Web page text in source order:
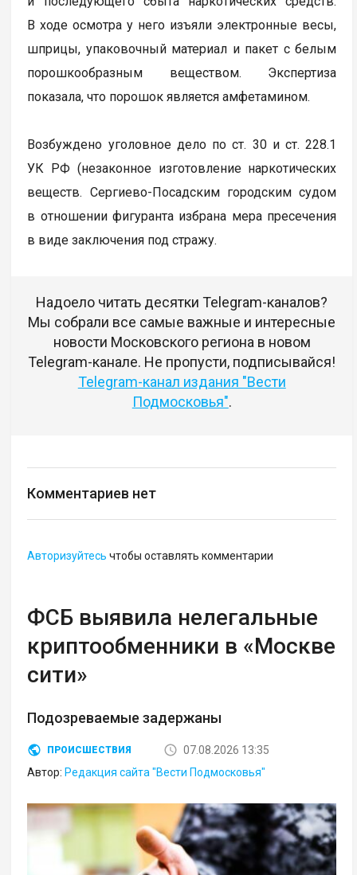
В ходе осмотра у него изъяли электронные весы,
шприцы, упаковочный материал и пакет с белым
порошкообразным веществом. Экспертиза
показала, что порошок является амфетамином.
Возбуждено уголовное дело по ст. 30 и ст. 228.1
УК РФ (незаконное изготовление наркотических
веществ. Сергиево-Посадским городским судом
в отношении фигуранта избрана мера пресечения
в виде заключения под стражу.
Надоело читать десятки Telegram-каналов?
Мы собрали все самые важные и интересные
новости Московского региона в новом
Telegram-канале. Не пропусти, подписывайся!
Telegram-канал издания "Вести
Подмосковья".
Комментариев нет
Авторизуйтесь чтобы оставлять комментарии
ФСБ выявила нелегальные
криптообменники в «Москве
сити»
Подозреваемые задержаны
ПРОИСШЕСТВИЯ
07.08.2026 13:35
Автор: Редакция сайта "Вести Подмосковья"